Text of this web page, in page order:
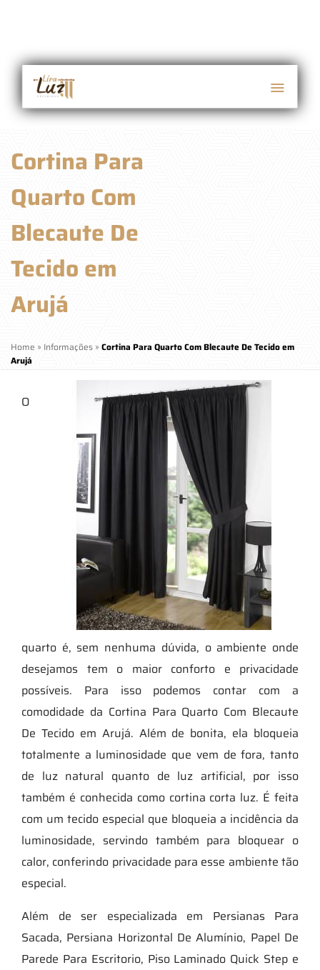
Cortina Para
Quarto Com
Blecaute De
Tecido em
Arujá
Home » Informações » Cortina Para Quarto Com Blecaute De Tecido em
Arujá
O
quarto é, sem nenhuma dúvida, o ambiente onde
desejamos tem o maior conforto e privacidade
possíveis. Para isso podemos contar com a
comodidade da Cortina Para Quarto Com Blecaute
De Tecido em Arujá. Além de bonita, ela bloqueia
totalmente a luminosidade que vem de fora, tanto
de luz natural quanto de luz artificial, por isso
também é conhecida como cortina corta luz. É feita
com um tecido especial que bloqueia a incidência da
luminosidade, servindo também para bloquear o
calor, conferindo privacidade para esse ambiente tão
especial.
Além de ser especializada em Persianas Para
Sacada, Persiana Horizontal De Alumínio, Papel De
Parede Para Escritorio, Piso Laminado Quick Step e